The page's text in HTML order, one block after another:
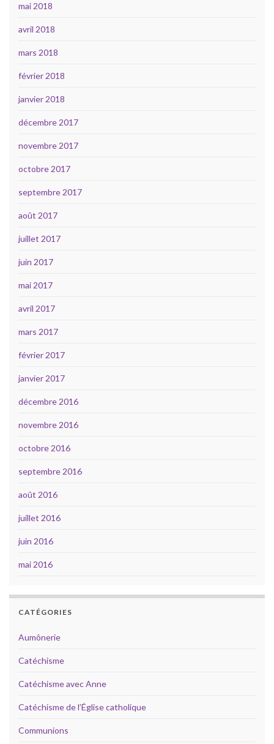
mai 2018
avril 2018
mars 2018
février 2018
janvier 2018
décembre 2017
novembre 2017
octobre 2017
septembre 2017
août 2017
juillet 2017
juin 2017
mai 2017
avril 2017
mars 2017
février 2017
janvier 2017
décembre 2016
novembre 2016
octobre 2016
septembre 2016
août 2016
juillet 2016
juin 2016
mai 2016
CATÉGORIES
Aumônerie
Catéchisme
Catéchisme avec Anne
Catéchisme de l’Église catholique
Communions